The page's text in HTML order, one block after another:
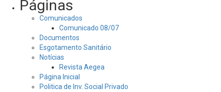
Páginas
Comunicados
Comunicado 08/07
Documentos
Esgotamento Sanitário
Notícias
Revista Aegea
Página Inicial
Politica de Inv. Social Privado